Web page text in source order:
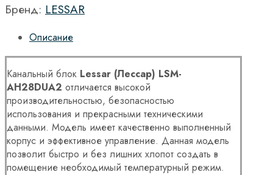
Бренд: LESSAR
Описание
Канальный блок Lessar (Лессар) LSM-
AH28DUA2 отличается высокой
производительностью, безопасностью
использования и прекрасными техническими
данными. Модель имеет качественно выполненный
корпус и эффективное управление. Данная модель
позволит быстро и без лишних хлопот создать в
помещение необходимый температурный режим.